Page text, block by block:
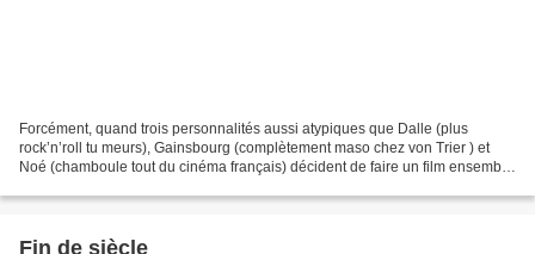
Forcément, quand trois personnalités aussi atypiques que Dalle (plus
rock’n’roll tu meurs), Gainsbourg (complètement maso chez von Trier ) et
Noé (chamboule tout du cinéma français) décident de faire un film ensemble
Fin de siècle